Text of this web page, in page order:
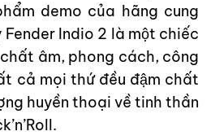
demo của hãng cung
Indio 2 là một chiếc
âm, phong cách, công
cả mọi thứ đều đậm chất
huyền thoại về tinh thần